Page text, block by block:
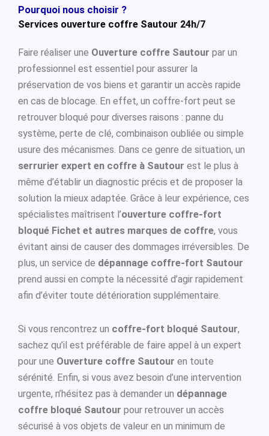
Pourquoi nous choisir ?
Services ouverture coffre Sautour 24h/7
Faire réaliser une Ouverture coffre Sautour par un
professionnel est essentiel pour assurer la
préservation de vos biens et garantir un accès rapide
en cas de blocage. En effet, un coffre-fort peut se
retrouver bloqué pour diverses raisons : panne du
système, perte de clé, combinaison oubliée ou simple
usure des mécanismes. Dans ce genre de situation, un
serrurier expert en coffre à Sautour est le plus à
même d’établir un diagnostic précis et de proposer la
solution la mieux adaptée. Grâce à leur expérience, ces
spécialistes maîtrisent l’ouverture coffre-fort
bloqué Fichet et autres marques de coffre, vous
évitant ainsi de causer des dommages irréversibles. De
plus, un service de dépannage coffre-fort Sautour
prend aussi en compte la nécessité d’agir rapidement
afin d’éviter toute détérioration supplémentaire.
Si vous rencontrez un coffre-fort bloqué Sautour,
sachez qu’il est préférable de faire appel à un expert
pour une Ouverture coffre Sautour en toute
sérénité. Enfin, si vous avez besoin d’une intervention
urgente, n’hésitez pas à demander un dépannage
coffre bloqué Sautour pour retrouver un accès
sécurisé à vos objets de valeur en un minimum de